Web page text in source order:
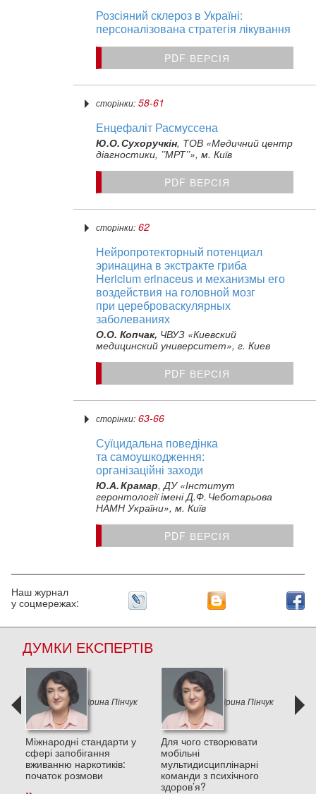
Розсіяний склероз в Україні:
персоналізована стратегія лікування
PDF ВЕРСІЯ
сторінки: 58-61
Енцефаліт Расмуссена
Ю.О. Сухоручкін, ТОВ «Медичний центр
діагностики, ’’МРТ’’», м. Київ
PDF ВЕРСІЯ
сторінки: 62
Нейропротекторный потенциал
эринацина в экстракте гриба
Hericium erinaceus и механизмы его
воздействия на головной мозг
при цереброваскулярных
заболеваниях
О.О. Копчак, ЧВУЗ «Киевский
медицинский университет», г. Киев
PDF ВЕРСІЯ
сторінки: 63-66
Суїцидальна поведінка
та самоушкодження:
організаційні заходи
Ю.А. Крамар, ДУ «Інститут
геронтології імені Д.Ф. Чеботарьова
НАМН України», м. Київ
PDF ВЕРСІЯ
Наш журнал
у соцмережах:
ДУМКИ ЕКСПЕРТІВ
Ірина Пінчук
Міжнародні стандарти у
сфері запобігання
вживанню наркотиків:
початок розмови
Ірина Пінчук
Для чого створювати
мобільні
мультидисциплінарні
команди з психічного
здоров’я?